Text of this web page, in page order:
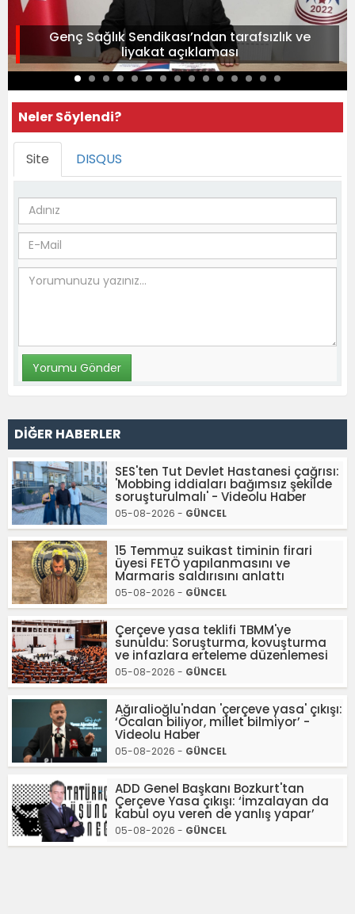
Genç Sağlık Sendikası’ndan tarafsızlık ve
liyakat açıklaması
Neler Söylendi?
Site DISQUS
DİĞER HABERLER
SES'ten Tut Devlet Hastanesi çağrısı:
'Mobbing iddiaları bağımsız şekilde
soruşturulmalı' - Videolu Haber
05-08-2026 - GÜNCEL
15 Temmuz suikast timinin firari
üyesi FETÖ yapılanmasını ve
Marmaris saldırısını anlattı
05-08-2026 - GÜNCEL
Çerçeve yasa teklifi TBMM'ye
sunuldu: Soruşturma, kovuşturma
ve infazlara erteleme düzenlemesi
05-08-2026 - GÜNCEL
Ağıralioğlu'ndan 'çerçeve yasa' çıkışı:
‘Öcalan biliyor, millet bilmiyor’ -
Videolu Haber
05-08-2026 - GÜNCEL
ADD Genel Başkanı Bozkurt'tan
Çerçeve Yasa çıkışı: ‘İmzalayan da
kabul oyu veren de yanlış yapar’
05-08-2026 - GÜNCEL